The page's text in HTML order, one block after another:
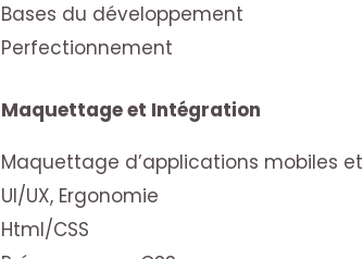
Bases du développement
Perfectionnement
Maquettage et Intégration
Maquettage d’applications mobiles
UI/UX, Ergonomie
Html/CSS